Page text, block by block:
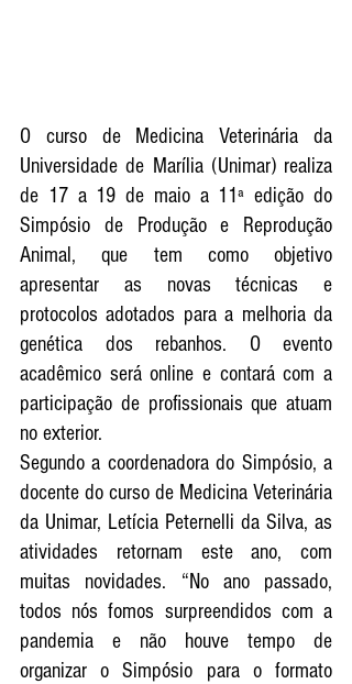
O curso de Medicina Veterinária da
Universidade de Marília (Unimar) realiza
de 17 a 19 de maio a 11ª edição do
Simpósio de Produção e Reprodução
Animal, que tem como objetivo
apresentar as novas técnicas e
protocolos adotados para a melhoria da
genética dos rebanhos. O evento
acadêmico será online e contará com a
participação de profissionais que atuam
no exterior.
Segundo a coordenadora do Simpósio, a
docente do curso de Medicina Veterinária
da Unimar, Letícia Peternelli da Silva, as
atividades retornam este ano, com
muitas novidades. “No ano passado,
todos nós fomos surpreendidos com a
pandemia e não houve tempo de
organizar o Simpósio para o formato